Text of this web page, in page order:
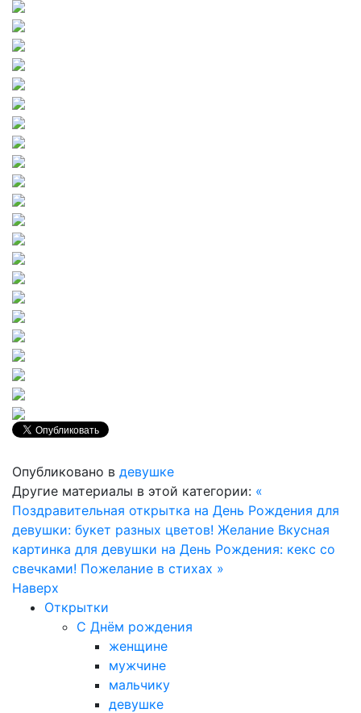
Опубликовано в девушке
Другие материалы в этой категории: «
Поздравительная открытка на День Рождения для
девушки: букет разных цветов! Желание Вкусная
картинка для девушки на День Рождения: кекс со
свечками! Пожелание в стихах »
Наверх
Открытки
С Днём рождения
женщине
мужчине
мальчику
девушке